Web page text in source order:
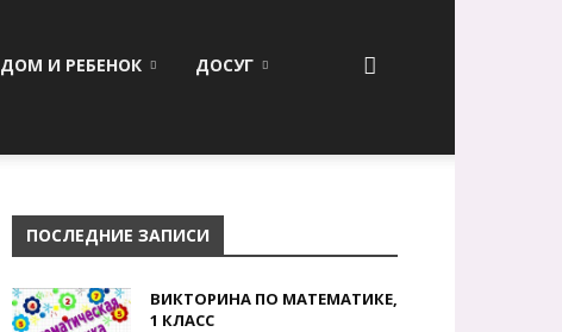
ДОМ И РЕБЕНОК ДОСУГ
ПОСЛЕДНИЕ ЗАПИСИ
ВИКТОРИНА ПО МАТЕМАТИКЕ,
1 КЛАСС